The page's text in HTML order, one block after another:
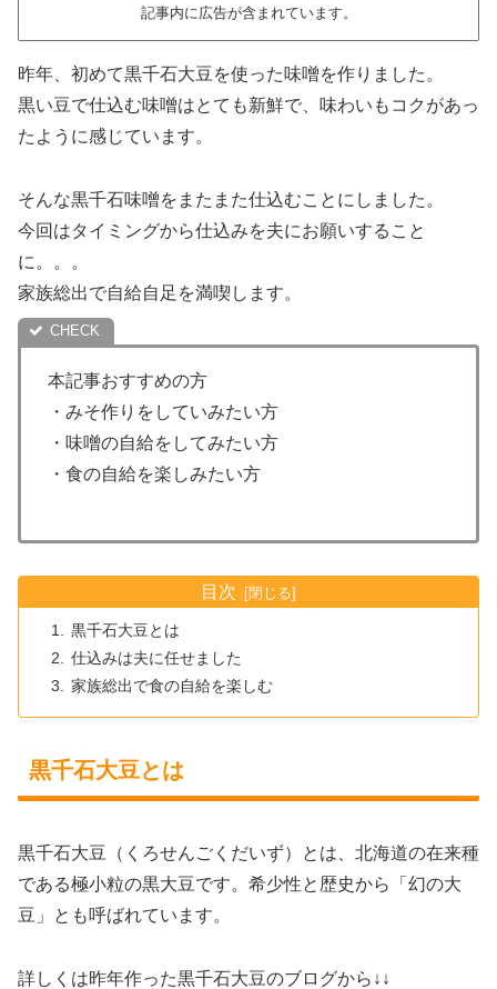
記事内に広告が含まれています。
昨年、初めて黒千石大豆を使った味噌を作りました。
黒い豆で仕込む味噌はとても新鮮で、味わいもコクがあっ
たように感じています。
そんな黒千石味噌をまたまた仕込むことにしました。
今回はタイミングから仕込みを夫にお願いすること
に。。。
家族総出で自給自足を満喫します。
本記事おすすめの方
・みそ作りをしていみたい方
・味噌の自給をしてみたい方
・食の自給を楽しみたい方
目次
黒千石大豆とは
仕込みは夫に任せました
家族総出で食の自給を楽しむ
黒千石大豆とは
黒千石大豆（くろせんごくだいず）とは、北海道の在来種
である極小粒の黒大豆です。希少性と歴史から「幻の大
豆」とも呼ばれています。
詳しくは昨年作った黒千石大豆のブログから↓↓